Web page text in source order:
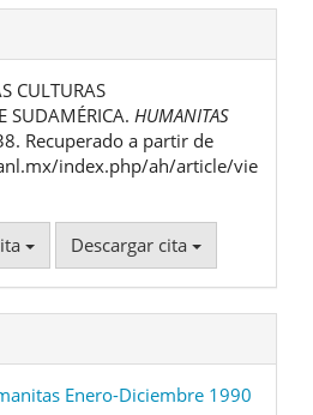
CULTURAS
SUDAMÉRICA. HUMANITAS
Recuperado a partir de
index.php/ah/article/vie
Descargar cita
Enero-Diciembre 1990